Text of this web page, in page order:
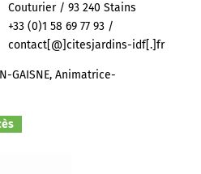
Couturier / 93 240 Stains
+33 (0)1 58 69 77 93 /
contact[@]citesjardins-idf[.]fr
GAISNE, Animatrice-